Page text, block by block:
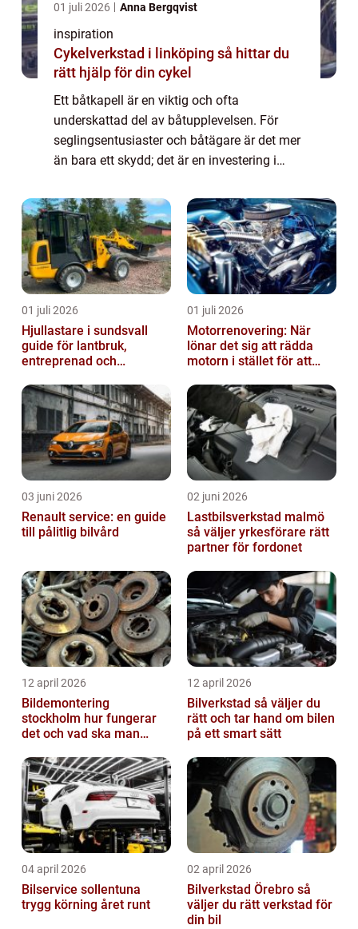
01 juli 2026 Anna Bergqvist
inspiration
Cykelverkstad i linköping så hittar du
rätt hjälp för din cykel
Ett båtkapell är en viktig och ofta
underskattad del av båtupplevelsen. För
seglingsentusiaster och båtägare är det mer
än bara ett skydd; det är en investering i
01 juli 2026
Hjullastare i sundsvall
guide för lantbruk,
entreprenad och
01 juli 2026
Motorrenovering: När
lönar det sig att rädda
motorn i stället för att
03 juni 2026
Renault service: en guide
till pålitlig bilvård
02 juni 2026
Lastbilsverkstad malmö
så väljer yrkesförare rätt
partner för fordonet
12 april 2026
Bildemontering
stockholm hur fungerar
det och vad ska man
12 april 2026
Bilverkstad så väljer du
rätt och tar hand om bilen
på ett smart sätt
04 april 2026
Bilservice sollentuna
trygg körning året runt
02 april 2026
Bilverkstad Örebro så
väljer du rätt verkstad för
din bil